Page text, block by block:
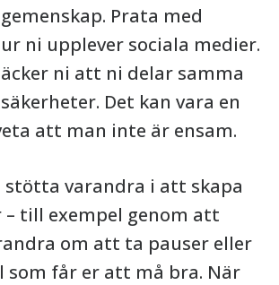
Prata med
ni upplever sociala medier.
ni att ni delar samma
Det kan vara en
att man inte är ensam.
stötta varandra i att skapa
till exempel genom att
om att ta pauser eller
som får er att må bra. När